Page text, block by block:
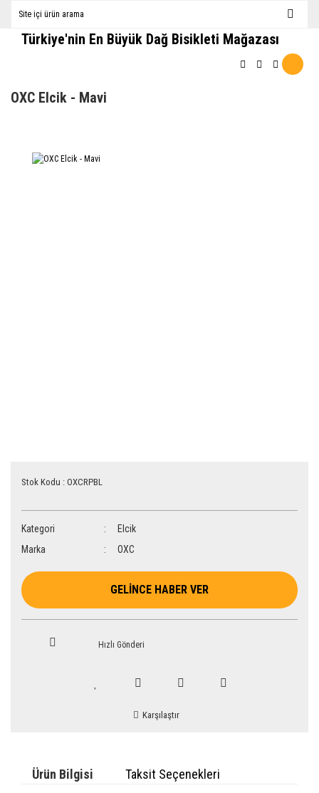
Türkiye'nin En Büyük Dağ Bisikleti Mağazası
OXC Elcik - Mavi
Stok Kodu : OXCRPBL
Kategori
Elcik
Marka
OXC
GELİNCE HABER VER
Hızlı Gönderi
Karşılaştır
Ürün Bilgisi Taksit Seçenekleri